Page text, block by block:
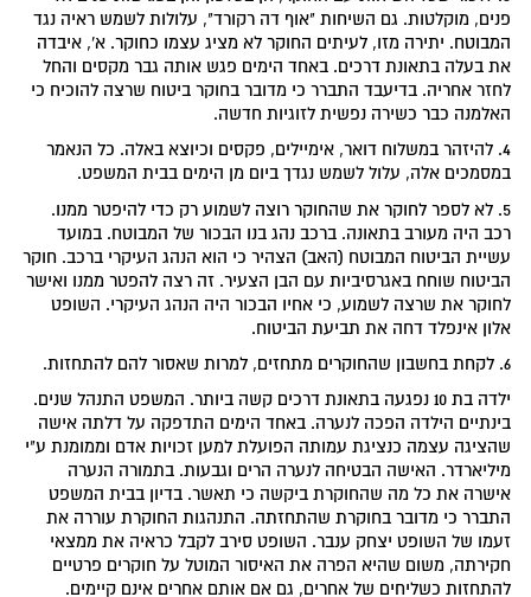
פנים, מוקלטות. גם השיחות "אוף דה רקורד", עלולות לשמש ראיה נגד
המבוטח. יתירה מזו, לעיתים החוקר לא מציג עצמו כחוקר. א', איבדה
את בעלה בתאונת דרכים. באחד הימים פגש אותה גבר מקסים והחל
לחזר אחריה. בדיעבד התברר כי מדובר בחוקר ביטוח שרצה להוכיח כי
האלמנה כבר כשירה נפשית לזוגיות חדשה.
4. להיזהר במשלוח דואר, אימיילים, פקסים וכיוצא באלה. כל הנאמר
במסמכים אלה, עלול לשמש נגדך ביום מן הימים בבית המשפט.
5. לא לספר לחוקר את שהחוקר רוצה לשמוע רק כדי להיפטר ממנו.
רכב היה מעורב בתאונה. ברכב נהג בנו הבכור של המבוטח. במועד
עשיית הביטוח המבוטח (האב) הצהיר כי הוא הנהג העיקרי ברכב. חוקר
הביטוח שוחח באגרסיביות עם הבן הצעיר. זה רצה להפטר ממנו ואישר
לחוקר את שרצה לשמוע, כי אחיו הבכור היה הנהג העיקרי. השופט
אלון אינפלד דחה את תביעת הביטוח.
6. לקחת בחשבון שהחוקרים מתחזים, למרות שאסור להם להתחזות.
ילדה בת 10 נפגעה בתאונת דרכים קשה ביותר. המשפט התנהל שנים.
בינתיים הילדה הפכה לנערה. באחד הימים התדפקה על דלתה אישה
שהציגה עצמה כנציגת עמותה הפועלת למען זכויות אדם וממומנת ע"י
מיליארדר. האישה הבטיחה לנערה הרים וגבעות. בתמורה הנערה
אישרה את כל מה שהחוקרת ביקשה כי תאשר. בדיון בבית המשפט
התברר כי מדובר בחוקרת שהתחזתה. התנהגות החוקרת עוררה את
זעמו של השופט יצחק ענבר. השופט סירב לקבל כראיה את ממצאי
חקירתה, משום שהיא הפרה את האיסור המוטל על חוקרים פרטיים
להתחזות כשליחים של אחרים, גם אם אותם אחרים אינם קיימים.